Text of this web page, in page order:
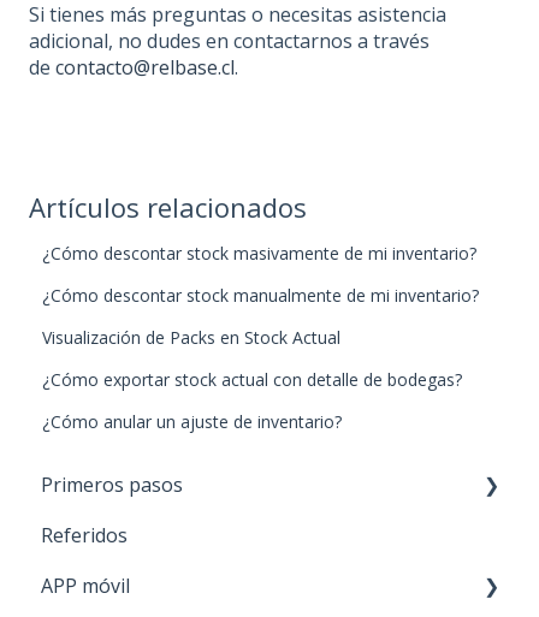
Si tienes más preguntas o necesitas asistencia
adicional, no dudes en contactarnos a través
de contacto@relbase.cl.
Artículos relacionados
¿Cómo descontar stock masivamente de mi inventario?
¿Cómo descontar stock manualmente de mi inventario?
Visualización de Packs en Stock Actual
¿Cómo exportar stock actual con detalle de bodegas?
¿Cómo anular un ajuste de inventario?
Primeros pasos
Paso 1: Nuevos productos
Paso 2: Carga de stock
Referidos
APP móvil